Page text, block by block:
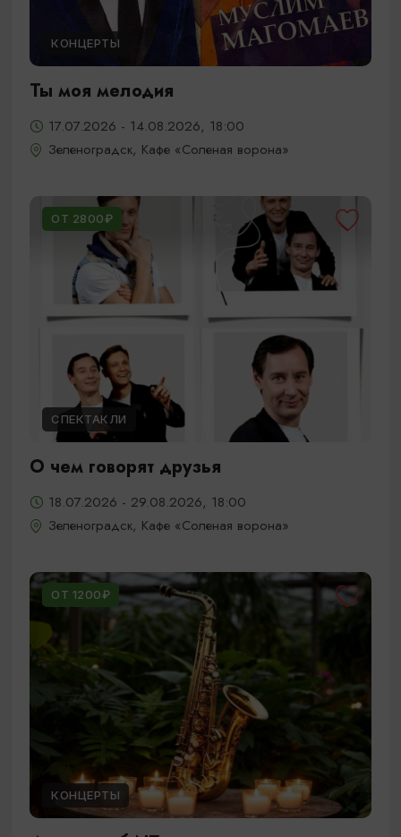
КОНЦЕРТЫ
Ты моя мелодия
17.07.2026 - 14.08.2026, 18:00
Зеленоградск, Кафе «Соленая ворона»
ОТ 2800₽
СПЕКТАКЛИ
О чем говорят друзья
18.07.2026 - 29.08.2026, 18:00
Зеленоградск, Кафе «Соленая ворона»
ОТ 1200₽
КОНЦЕРТЫ